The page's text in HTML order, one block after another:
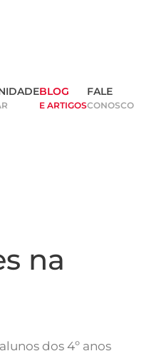
BLOG
E ARTIGOS
FALE
CONOSCO
na
dos 4º anos